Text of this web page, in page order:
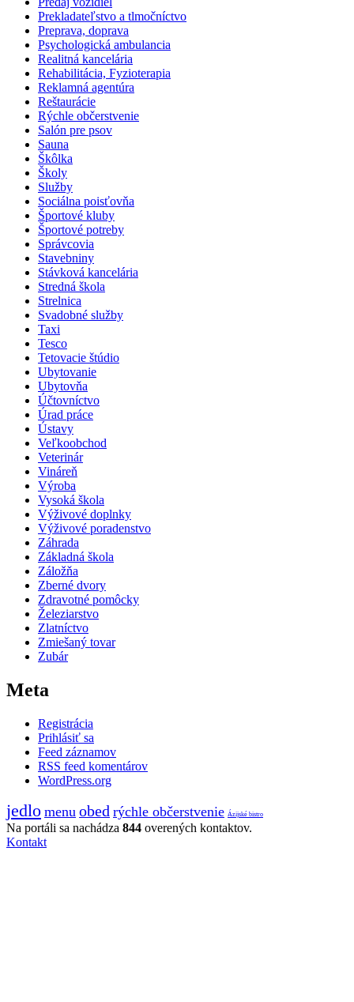
Prekladateľstvo a tlmočníctvo
Preprava, doprava
Psychologická ambulancia
Realitná kancelária
Rehabilitácia, Fyzioterapia
Reklamná agentúra
Reštaurácie
Rýchle občerstvenie
Salón pre psov
Sauna
Škôlka
Školy
Služby
Sociálna poisťovňa
Športové kluby
Športové potreby
Správcovia
Stavebniny
Stávková kancelária
Stredná škola
Strelnica
Svadobné služby
Taxi
Tesco
Tetovacie štúdio
Ubytovanie
Ubytovňa
Účtovníctvo
Úrad práce
Ústavy
Veľkoobchod
Veterinár
Vináreň
Výroba
Vysoká škola
Výživové doplnky
Výživové poradenstvo
Záhrada
Základná škola
Záložňa
Zberné dvory
Zdravotné pomôcky
Železiarstvo
Zlatníctvo
Zmiešaný tovar
Zubár
Meta
Registrácia
Prihlásiť sa
Feed záznamov
RSS feed komentárov
WordPress.org
jedlo menu obed rýchle občerstvenie Ázijské bistro
Na portáli sa nachádza 844 overených kontaktov.
Kontakt